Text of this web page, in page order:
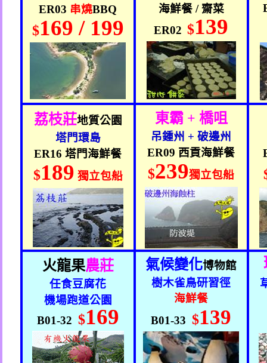
ER03 串燒BBQ
$169 / 199
海鮮餐/齋菜
ER02 $139
荔枝莊地質公園
塔門環島
ER16塔門海鮮餐
$189 獨立包船
東霸+ 橋咀
吊鍾州 +破邊州
ER09 西貢海鮮餐
$239獨立包船
火龍果農莊
任食豆腐花
機場跑道公園
B01-32 $169
氣候變化博物館
樹木雀鳥研習徑
海鮮餐
B01-33$139